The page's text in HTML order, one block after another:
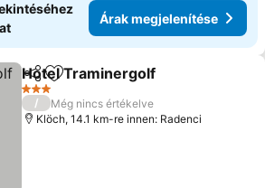
Árak megjelenítése
Megosztás
Hozzáadás a kedvencekhez
Hotel Traminergolf
3 Kategória
/
Még nincs értékelve
Klöch, 14.1 km-re innen: Radenci